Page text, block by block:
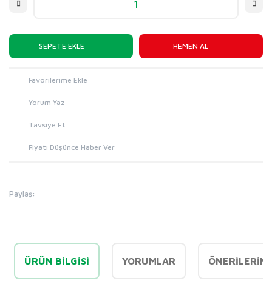
SEPETE EKLE HEMEN AL
Yorum Yaz
Tavsiye Et
Fiyatı Düşünce Haber Ver
Paylaş:
ÜRÜN BILGISI YORUMLAR